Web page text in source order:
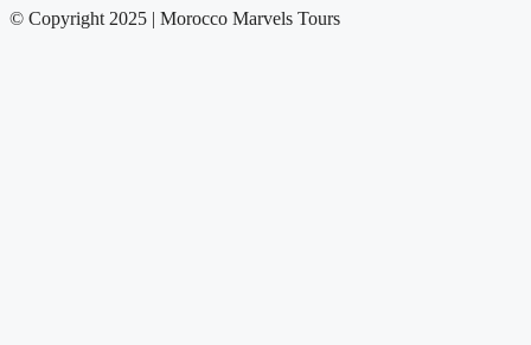
© Copyright 2025 | Morocco Marvels Tours